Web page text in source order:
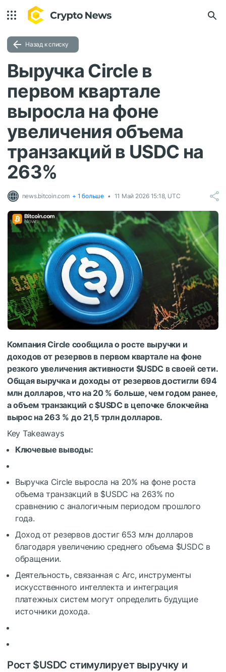
Назад к списку
Выручка Circle в
первом квартале
выросла на фоне
увеличения объема
транзакций в USDC на
263%
news.bitcoin.com + 1 больше 11 Май 2026 15:18, UTC
Компания Circle сообщила о росте выручки и
доходов от резервов в первом квартале на фоне
резкого увеличения активности $USDC в своей сети.
Общая выручка и доходы от резервов достигли 694
млн долларов, что на 20 % больше, чем годом ранее,
а объем транзакций с$USDCв цепочке блокчейна
вырос на 263 % до 21,5 трлн долларов.
Key Takeaways
Ключевые выводы:
Выручка Circle выросла на 20% на фоне роста
объема транзакций в $USDC на 263% по
сравнению с аналогичным периодом прошлого
года.
Доход от резервов достиг 653 млн долларов
благодаря увеличению среднего объема $USDC в
обращении.
Деятельность, связанная с Arc, инструменты
искусственного интеллекта и интеграция
платежных систем могут определить будущие
источники дохода.
Рост $USDC стимулирует выручку и